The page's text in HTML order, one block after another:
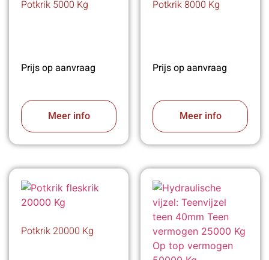
Potkrik 5000 Kg
Prijs op aanvraag
Meer info
Potkrik 8000 Kg
Prijs op aanvraag
Meer info
Potkrik 20000 Kg